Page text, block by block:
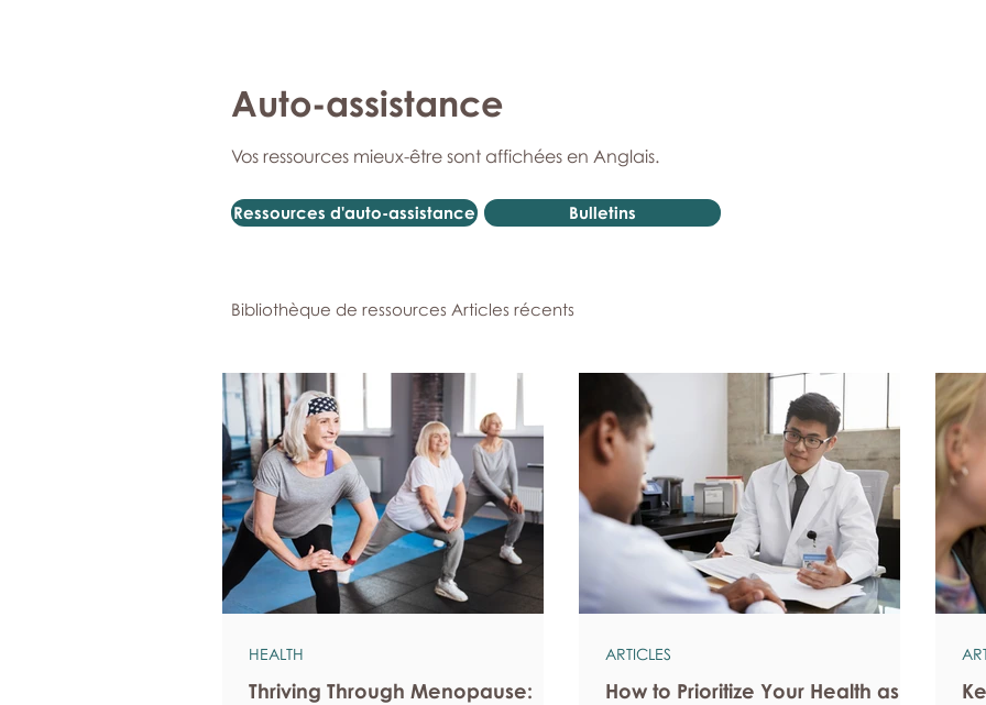
Auto-assistance
Vos ressources mieux-être sont affichées en Anglais.
Ressources d'auto-assistance Bulletins
Bibliothèque de ressources Articles récents
Thriving Through Menopause:
HEALTH
How to Prioritize Your Health as a
ARTICLES